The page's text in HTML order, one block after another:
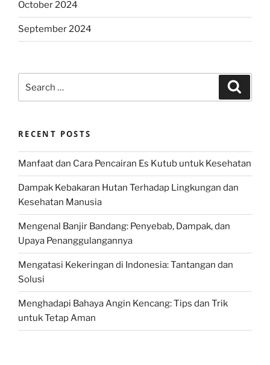
October 2024
September 2024
for:
RECENT POSTS
Manfaat dan Cara Pencairan Es Kutub untuk Kesehatan
Dampak Kebakaran Hutan Terhadap Lingkungan dan
Kesehatan Manusia
Mengenal Banjir Bandang: Penyebab, Dampak, dan
Upaya Penanggulangannya
Mengatasi Kekeringan di Indonesia: Tantangan dan
Solusi
Menghadapi Bahaya Angin Kencang: Tips dan Trik
untuk Tetap Aman